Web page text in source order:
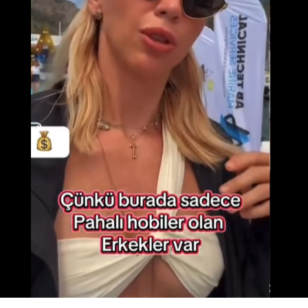
1.000 Euro
25 Temmuz 2025: 47.656 TL
25 Temmuz 2026: 53.897 TL
TL artışı: +6.241 TL (%13,1)
2025’te alınabilen altın: 10,88 gram
2026’da alınabilen altın: 8,74 gram
Altın farkı: -2,14 gram
1.000 İsviçre Frangı
25 Temmuz 2025: 51.092 TL
25 Temmuz 2026: 57.907 TL